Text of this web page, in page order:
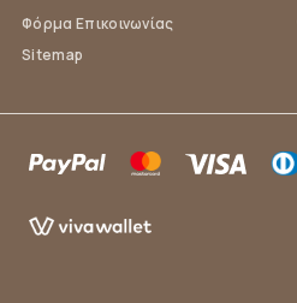
Φόρμα Επικοινωνίας
Sitemap